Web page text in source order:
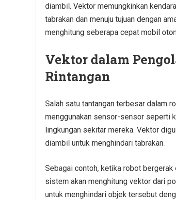
diambil. Vektor memungkinkan
tabrakan dan menuju tujuan dengan
menghitung seberapa cepat mobil
Vektor dalam
Rintangan
Salah satu tantangan terbesar dalam
menggunakan sensor-sensor seperti
lingkungan sekitar mereka. Vektor
diambil untuk menghindari tabrakan.
Sebagai contoh, ketika robot
sistem akan menghitung vektor dari
untuk menghindari objek tersebut